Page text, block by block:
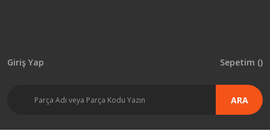
ARA
Giriş Yap Sepetim ()